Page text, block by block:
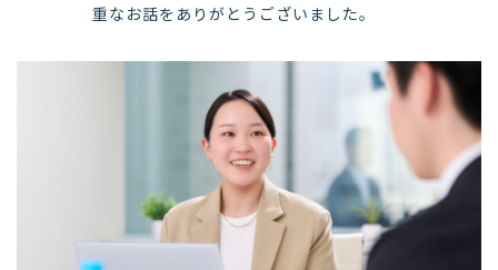
重なお話をありがとうございました。